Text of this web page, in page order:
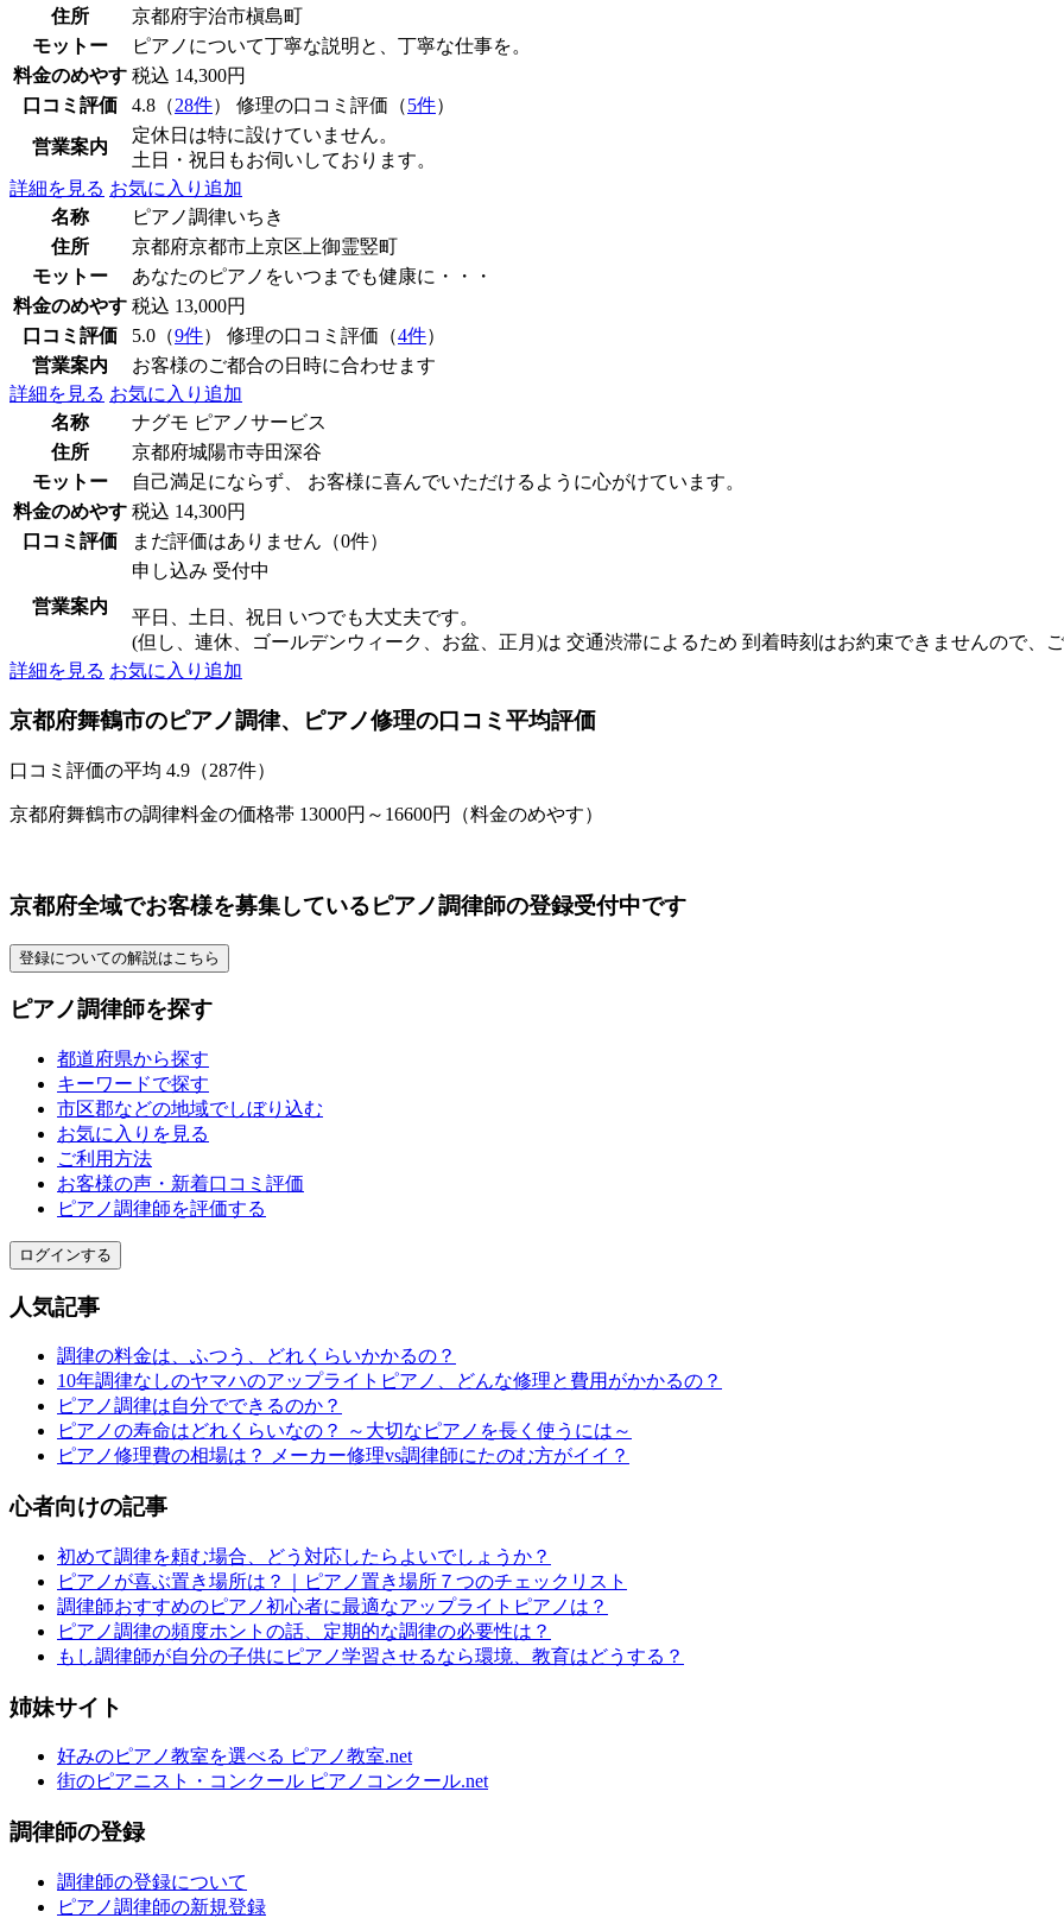
住所
京都府宇治市槇島町
モットー
ピアノについて丁寧な説明と、丁寧な仕事を。
料金のめやす 税込 14,300円
口コミ評価
4.8（28件） 修理の口コミ評価（5件）
営業案内
定休日は特に設けていません。
土日・祝日もお伺いしております。
詳細を見る お気に入り追加
名称
ピアノ調律いちき
住所
京都府京都市上京区上御霊竪町
モットー
あなたのピアノをいつまでも健康に・・・
料金のめやす 税込 13,000円
口コミ評価
5.0（9件） 修理の口コミ評価（4件）
営業案内
お客様のご都合の日時に合わせます
詳細を見る お気に入り追加
名称
ナグモ ピアノサービス
住所
京都府城陽市寺田深谷
モットー
自己満足にならず、 お客様に喜んでいただけるように心がけています。
料金のめやす 税込 14,300円
口コミ評価
まだ評価はありません（0件）
営業案内
申し込み 受付中
平日、土日、祝日 いつでも大丈夫です。
(但し、連休、ゴールデンウィーク、お盆、正月)は 交通渋滞によるため 到着時刻はお約束できませんので、ご
詳細を見る お気に入り追加
京都府舞鶴市のピアノ調律、ピアノ修理の口コミ平均評価
口コミ評価の平均 4.9（287件）
京都府舞鶴市の調律料金の価格帯 13000円～16600円（料金のめやす）
京都府全域でお客様を募集しているピアノ調律師の登録受付中です
登録についての解説はこちら
ピアノ調律師を探す
都道府県から探す
キーワードで探す
市区郡などの地域でしぼり込む
お気に入りを見る
ご利用方法
お客様の声・新着口コミ評価
ピアノ調律師を評価する
ログインする
人気記事
調律の料金は、ふつう、どれくらいかかるの？
10年調律なしのヤマハのアップライトピアノ、どんな修理と費用がかかるの？
ピアノ調律は自分でできるのか？
ピアノの寿命はどれくらいなの？ ～大切なピアノを長く使うには～
ピアノ修理費の相場は？ メーカー修理vs調律師にたのむ方がイイ？
心者向けの記事
初めて調律を頼む場合、どう対応したらよいでしょうか？
ピアノが喜ぶ置き場所は？｜ピアノ置き場所７つのチェックリスト
調律師おすすめのピアノ初心者に最適なアップライトピアノは？
ピアノ調律の頻度ホントの話、定期的な調律の必要性は？
もし調律師が自分の子供にピアノ学習させるなら環境、教育はどうする？
姉妹サイト
好みのピアノ教室を選べる ピアノ教室.net
街のピアニスト・コンクール ピアノコンクール.net
調律師の登録
調律師の登録について
ピアノ調律師の新規登録